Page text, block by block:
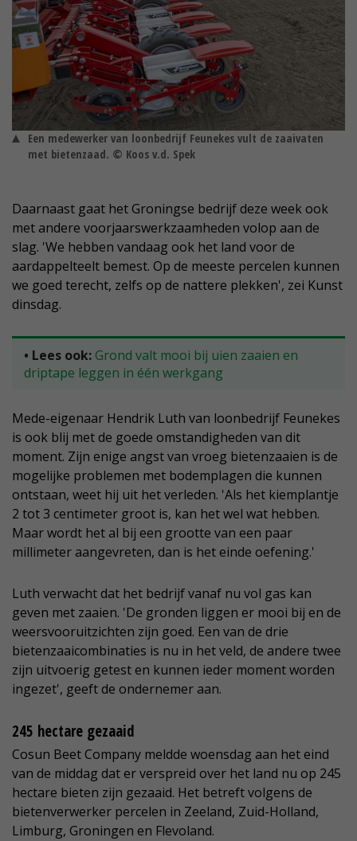
Een medewerker van loonbedrijf Feunekes vult de zaaivaten
met bietenzaad. © Koos v.d. Spek
Daarnaast gaat het Groningse bedrijf deze week ook
met andere voorjaarswerkzaamheden volop aan de
slag. 'We hebben vandaag ook het land voor de
aardappelteelt bemest. Op de meeste percelen kunnen
we goed terecht, zelfs op de nattere plekken', zei Kunst
dinsdag.
• Lees ook: Grond valt mooi bij uien zaaien en
driptape leggen in één werkgang
Mede-eigenaar Hendrik Luth van loonbedrijf Feunekes
is ook blij met de goede omstandigheden van dit
moment. Zijn enige angst van vroeg bietenzaaien is de
mogelijke problemen met bodemplagen die kunnen
ontstaan, weet hij uit het verleden. 'Als het kiemplantje
2 tot 3 centimeter groot is, kan het wel wat hebben.
Maar wordt het al bij een grootte van een paar
millimeter aangevreten, dan is het einde oefening.'
Luth verwacht dat het bedrijf vanaf nu vol gas kan
geven met zaaien. 'De gronden liggen er mooi bij en de
weersvooruitzichten zijn goed. Een van de drie
bietenzaaicombinaties is nu in het veld, de andere twee
zijn uitvoerig getest en kunnen ieder moment worden
ingezet', geeft de ondernemer aan.
245 hectare gezaaid
Cosun Beet Company meldde woensdag aan het eind
van de middag dat er verspreid over het land nu op 245
hectare bieten zijn gezaaid. Het betreft volgens de
bietenverwerker percelen in Zeeland, Zuid-Holland,
Limburg, Groningen en Flevoland.